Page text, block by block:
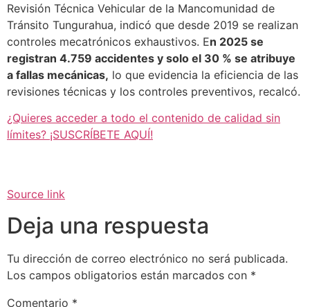
Revisión Técnica Vehicular de la Mancomunidad de
Tránsito Tungurahua, indicó que desde 2019 se realizan
controles mecatrónicos exhaustivos. En 2025 se
registran 4.759 accidentes y solo el 30 % se atribuye
a fallas mecánicas, lo que evidencia la eficiencia de las
revisiones técnicas y los controles preventivos, recalcó.
¿Quieres acceder a todo el contenido de calidad sin
límites? ¡SUSCRÍBETE AQUÍ!
Source link
Deja una respuesta
Tu dirección de correo electrónico no será publicada.
Los campos obligatorios están marcados con *
Comentario *